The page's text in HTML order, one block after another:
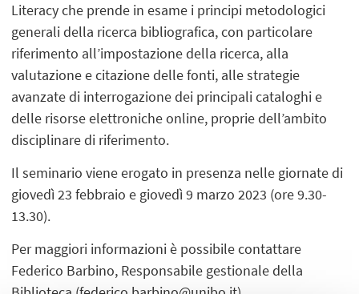
Literacy che prende in esame i principi metodologici
generali della ricerca bibliografica, con particolare
riferimento all’impostazione della ricerca, alla
valutazione e citazione delle fonti, alle strategie
avanzate di interrogazione dei principali cataloghi e
delle risorse elettroniche online, proprie dell’ambito
disciplinare di riferimento.
Il seminario viene erogato in presenza nelle giornate di
giovedì 23 febbraio e giovedì 9 marzo 2023 (ore 9.30-
13.30).
Per maggiori informazioni è possibile contattare
Federico Barbino, Responsabile gestionale della